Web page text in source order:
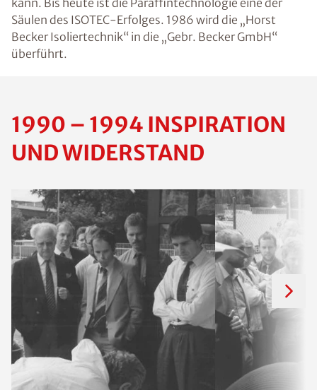
kann. Bis heute ist die Paraffintechnologie eine der
Säulen des ISOTEC-Erfolges. 1986 wird die „Horst
Becker Isoliertechnik“ in die „Gebr. Becker GmbH“
überführt.
1990 – 1994 INSPIRATION
UND WIDERSTAND